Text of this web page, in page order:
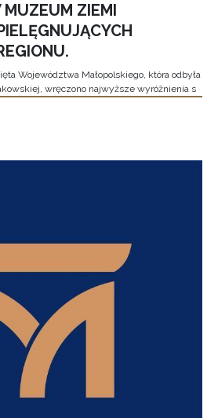
MUZEUM ZIEMI
Województwa Małopolskiego, która odbyła
wręczono najwyższe wyróżnienia s